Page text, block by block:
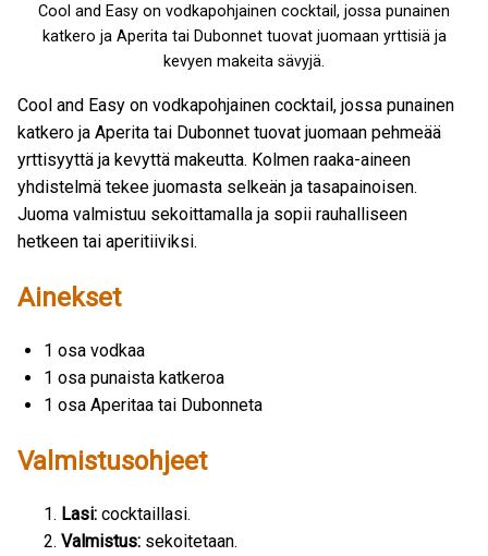
Cool and Easy on vodkapohjainen cocktail, jossa punainen
katkero ja Aperita tai Dubonnet tuovat juomaan yrttisiä ja
kevyen makeita sävyjä.
Cool and Easy on vodkapohjainen cocktail, jossa punainen
katkero ja Aperita tai Dubonnet tuovat juomaan pehmeää
yrttisyyttä ja kevyttä makeutta. Kolmen raaka-aineen
yhdistelmä tekee juomasta selkeän ja tasapainoisen.
Juoma valmistuu sekoittamalla ja sopii rauhalliseen
hetkeen tai aperitiiviksi.
Ainekset
1 osa vodkaa
1 osa punaista katkeroa
1 osa Aperitaa tai Dubonneta
Valmistusohjeet
Lasi: cocktaillasi.
Valmistus: sekoitetaan.